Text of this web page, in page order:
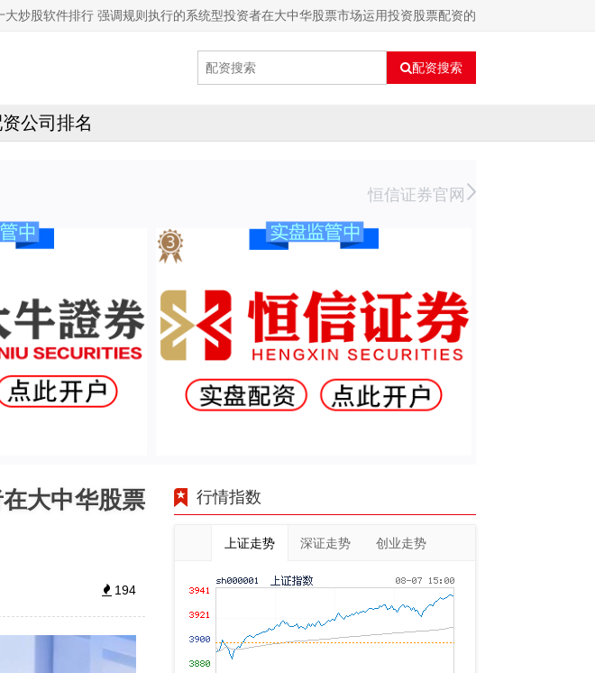
大炒股软件排行 强调规则执行的系统型投资者在大中华股票市场运用投资股票配资的
配资搜索
公司排名
恒信证券官网
大中华股票
194
行情指数
上证走势 深证走势 创业走势